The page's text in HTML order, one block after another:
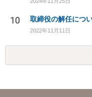
10 取締役の解任につ
2022年11月11日